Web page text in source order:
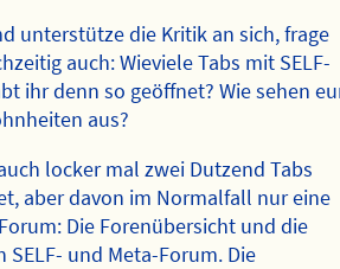
unterstütze die Kritik an sich, frage
auch: Wieviele Tabs mit SELF-
ihr denn so geöffnet? Wie sehen
aus?
locker mal zwei Dutzend Tabs
aber davon im Normalfall nur eine
Die Forenübersicht und die
SELF- und Meta-Forum. Die